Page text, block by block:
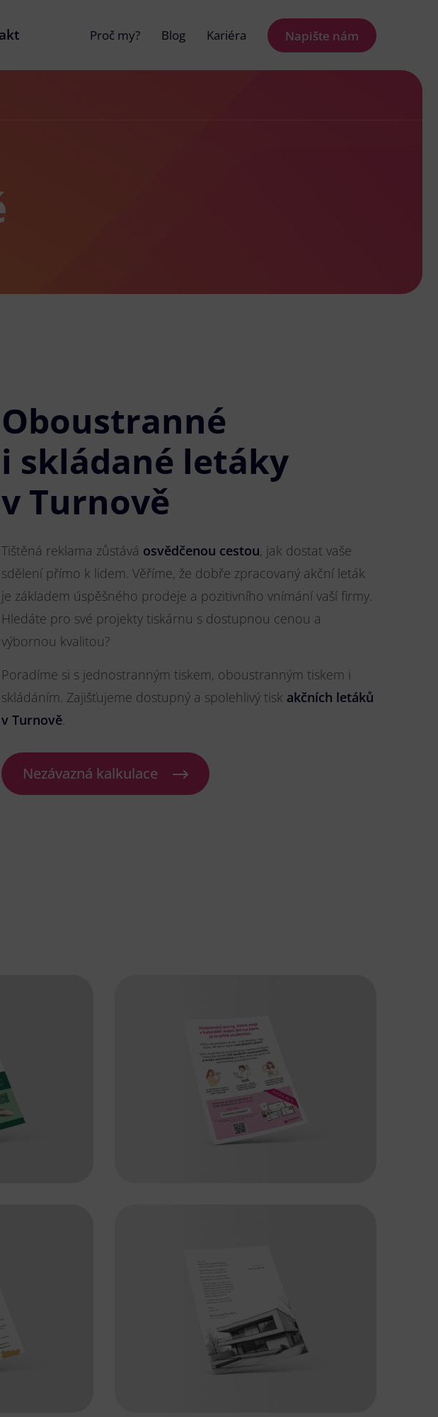
Proč my? Blog Kariéra Napište nám
Oboustranné
i skládané letáky
v Turnově
Tištěná reklama zůstává osvědčenou cestou, jak dostat vaše
sdělení přímo k lidem. Věříme, že dobře zpracovaný akční leták
je základem úspěšného prodeje a pozitivního vnímání vaší firmy.
Hledáte pro své projekty tiskárnu s dostupnou cenou a
výbornou kvalitou?
Poradíme si s jednostranným tiskem, oboustranným tiskem i
skládáním. Zajišťujeme dostupný a spolehlivý tisk akčních letáků
v Turnově.
Nezávazná kalkulace